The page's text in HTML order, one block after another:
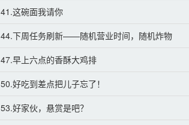
41.这碗面我请你
44.下周任务刷新——随机营业时间，随机炸物
47.早上六点的香酥大鸡排
50.好吃到差点把儿子忘了！
53.好家伙，悬赏是吧？